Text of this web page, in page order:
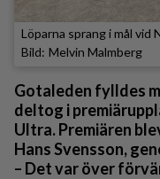
Löparna sprang i mål vid
Melvin Malmberg
Gotaleden fylldes
deltog i
Ultra. Premiären
Hans Svensson,
– Det var över